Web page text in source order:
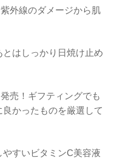
外線のダメージから肌
はしっかり日焼け止め
売！ギフティングでも
かったものを厳選して
すいビタミンC美容液